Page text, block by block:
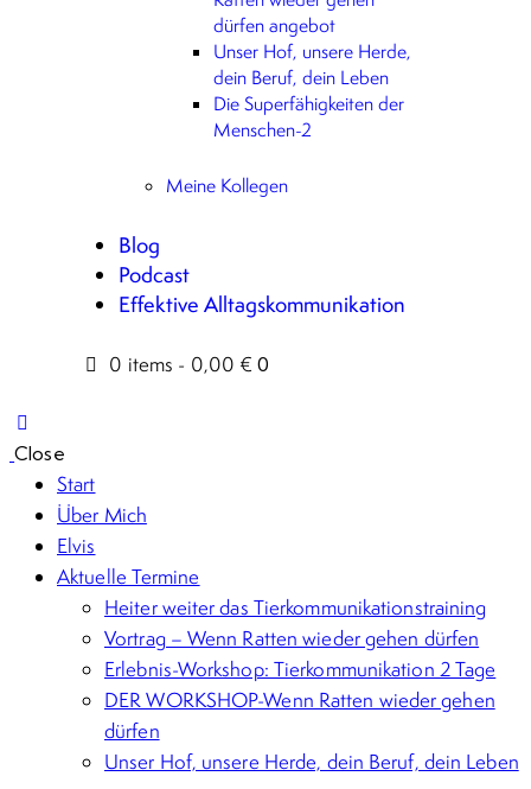
dürfen angebot
Unser Hof, unsere Herde,
dein Beruf, dein Leben
Die Superfähigkeiten der
Menschen-2
Meine Kollegen
Blog
Podcast
Effektive Alltagskommunikation
0 items - 0,00 € 0
Close
Start
Über Mich
Elvis
Aktuelle Termine
Heiter weiter das Tierkommunikationstraining
Vortrag – Wenn Ratten wieder gehen dürfen
Erlebnis-Workshop: Tierkommunikation 2 Tage
DER WORKSHOP-Wenn Ratten wieder gehen
dürfen
Unser Hof, unsere Herde, dein Beruf, dein Leben